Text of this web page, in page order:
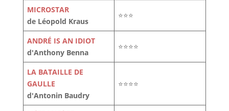
MICROSTAR
de Léopold Kraus
⭐⭐⭐
ANDRÉ IS AN IDIOT
d'Anthony Benna
⭐⭐⭐⭐
LA BATAILLE DE
GAULLE
d'Antonin Baudry
⭐⭐⭐⭐